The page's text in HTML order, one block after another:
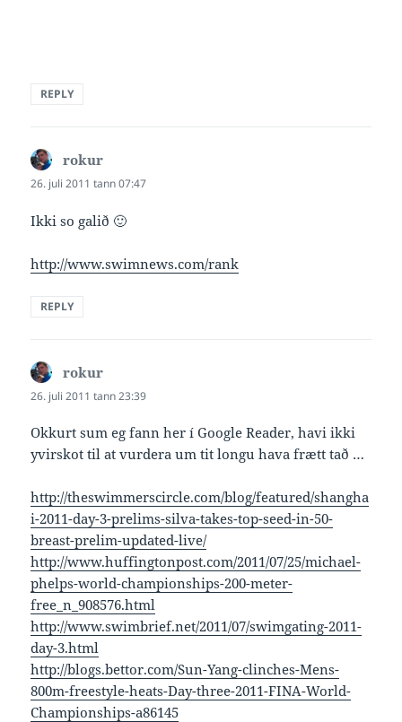
REPLY
rokur
26. juli 2011 tann 07:47
Ikki so galið 🙂
http://www.swimnews.com/rank
REPLY
rokur
26. juli 2011 tann 23:39
Okkurt sum eg fann her í Google Reader, havi ikki
yvirskot til at vurdera um tit longu hava frætt tað …
http://theswimmerscircle.com/blog/featured/shangha
i-2011-day-3-prelims-silva-takes-top-seed-in-50-
breast-prelim-updated-live/
http://www.huffingtonpost.com/2011/07/25/michael-
phelps-world-championships-200-meter-
free_n_908576.html
http://www.swimbrief.net/2011/07/swimgating-2011-
day-3.html
http://blogs.bettor.com/Sun-Yang-clinches-Mens-
800m-freestyle-heats-Day-three-2011-FINA-World-
Championships-a86145